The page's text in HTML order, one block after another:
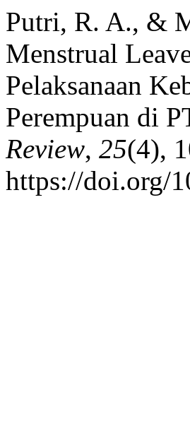
Putri, R. A., &
Menstrual
Pelaksanaan
Perempuan di
Review, 25(4),
https://doi.org/